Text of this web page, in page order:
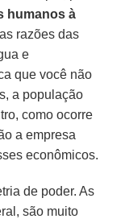
humanos à
razões das
e
que você não
a população
como ocorre
a empresa
econômicos.
de poder. As
são muito